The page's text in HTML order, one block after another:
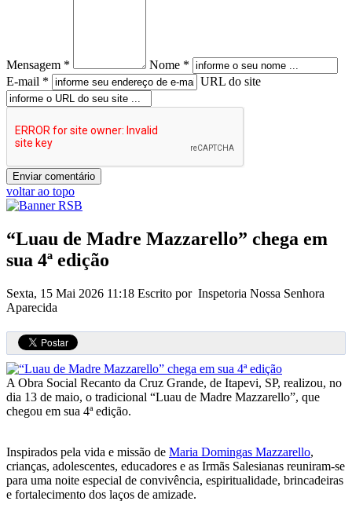
Mensagem *
Nome *
E-mail *
URL do site
voltar ao topo
“Luau de Madre Mazzarello” chega em
sua 4ª edição
Sexta, 15 Mai 2026 11:18 Escrito por Inspetoria Nossa Senhora
Aparecida
A Obra Social Recanto da Cruz Grande, de Itapevi, SP, realizou, no
dia 13 de maio, o tradicional “Luau de Madre Mazzarello”, que
chegou em sua 4ª edição.
Inspirados pela vida e missão de Maria Domingas Mazzarello,
crianças, adolescentes, educadores e as Irmãs Salesianas reuniram-se
para uma noite especial de convivência, espiritualidade, brincadeiras
e fortalecimento dos laços de amizade.